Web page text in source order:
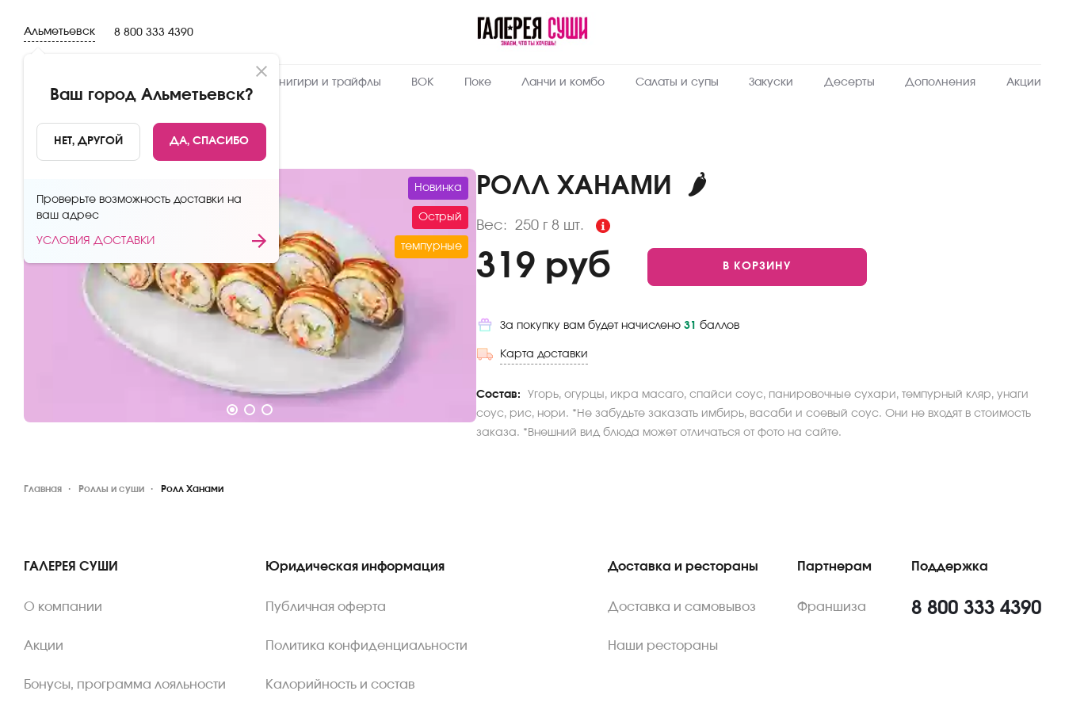
Альметьевск
Ваш город Альметьевск?
НЕТ, ДРУГОЙ ДА, СПАСИБО
Проверьте возможность доставки на
ваш адрес
УСЛОВИЯ ДОСТАВКИ
8 800 333 4390
Онигири и трайфлы ВОК Поке Ланчи и комбо Салаты и супы Закуски Десерты Дополнения Акции
НАЗАД
Новинка
Острый
темпурные
РОЛЛ ХАНАМИ 🌶
Вес: 250 г8 шт.
Пищевая
250
Вес, г
265 Ккал
319 руб В КОРЗИНУ
За покупку вам будет начислено 31 баллов
Карта доставки
Состав:
Угорь, огурцы, икра масаго, спайси соус, панировочные сухари, темпурный кляр, унаги
соус, рис, нори. *Не забудьте заказать имбирь, васаби и соевый соус. Они не входят в стоимость
заказа. *Внешний вид блюда может отличаться от фото на сайте.
Главная Роллы и суши Ролл Ханами
ГАЛЕРЕЯ СУШИ
О компании
Акции
Бонусы, программа лояльности
Юридическая информация
Публичная оферта
Политика конфиденциальности
Калорийность и состав
Доставка и рестораны
Доставка и самовывоз
Наши рестораны
Партнерам
Франшиза
Поддержка
8 800 333 4390